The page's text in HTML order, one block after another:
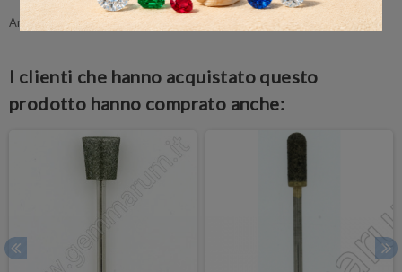
Ancora nessuna recensione da parte degli utenti.
I clienti che hanno acquistato questo
prodotto hanno comprato anche: